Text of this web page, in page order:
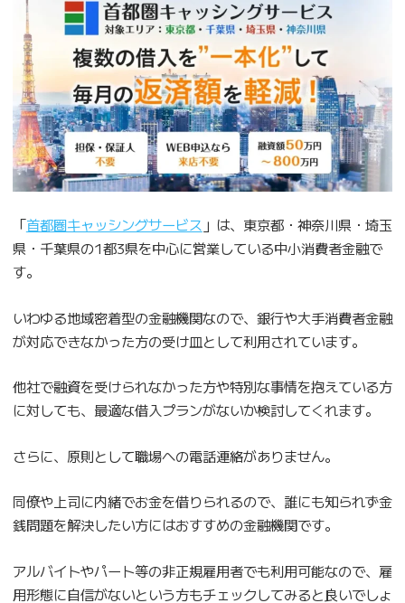
「首都圏キャッシングサービス 」は、東京都・神奈川県・埼玉
県・千葉県の1都3県を中心に営業している中小消費者金融で
す。
いわゆる地域密着型の金融機関なので、銀行や大手消費者金融
が対応できなかった方の受け皿として利用されています。
他社で融資を受けられなかった方や特別な事情を抱えている方
に対しても、最適な借入プランがないか検討してくれます。
さらに、原則として職場への電話連絡がありません。
同僚や上司に内緒でお金を借りられるので、誰にも知られず金
銭問題を解決したい方にはおすすめの金融機関です。
アルバイトやパート等の非正規雇用者でも利用可能なので、雇
用形態に自信がないという方もチェックしてみると良いでしょ